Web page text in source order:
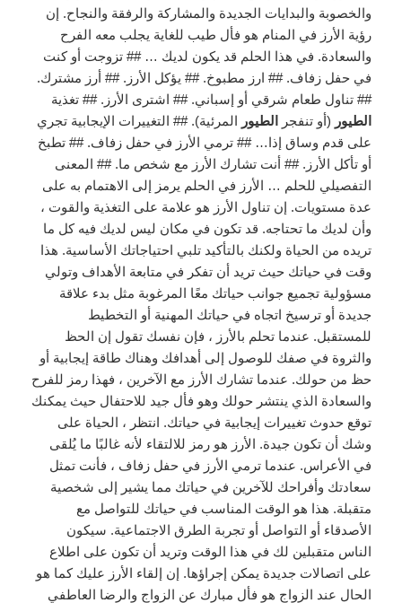
والخصوبة والبدايات الجديدة والمشاركة والرفقة والنجاح. إن
رؤية الأرز في المنام هو فأل طيب للغاية يجلب معه الفرح
والسعادة. في هذا الحلم قد يكون لديك … ## تزوجت أو كنت
في حفل زفاف. ## ارز مطبوخ. ## يؤكل الأرز. ## أرز مشترك.
## تناول طعام شرقي أو إسباني. ## اشترى الأرز. ## تغذية
الطيور (أو تنفجر الطيور المرئية). ## التغييرات الإيجابية تجري
على قدم وساق إذا… ## ترمي الأرز في حفل زفاف. ## تطبخ
أو تأكل الأرز. ## أنت تشارك الأرز مع شخص ما. ## المعنى
التفصيلي للحلم … الأرز في الحلم يرمز إلى الاهتمام به على
عدة مستويات. إن تناول الأرز هو علامة على التغذية والقوت ،
وأن لديك ما تحتاجه. قد تكون في مكان ليس لديك فيه كل ما
تريده من الحياة ولكنك بالتأكيد تلبي احتياجاتك الأساسية. هذا
وقت في حياتك حيث تريد أن تفكر في متابعة الأهداف وتولي
مسؤولية تجميع جوانب حياتك معًا المرغوبة مثل بدء علاقة
جديدة أو ترسيخ اتجاه في حياتك المهنية أو التخطيط
للمستقبل. عندما تحلم بالأرز ، فإن نفسك تقول إن الحظ
والثروة في صفك للوصول إلى أهدافك وهناك طاقة إيجابية أو
حظ من حولك. عندما تشارك الأرز مع الآخرين ، فهذا رمز للفرح
والسعادة الذي ينتشر حولك وهو فأل جيد للاحتفال حيث يمكنك
توقع حدوث تغييرات إيجابية في حياتك. انتظر ، الحياة على
وشك أن تكون جيدة. الأرز هو رمز للالتقاء لأنه غالبًا ما يُلقى
في الأعراس. عندما ترمي الأرز في حفل زفاف ، فأنت تمثل
سعادتك وأفراحك للآخرين في حياتك مما يشير إلى شخصية
متقبلة. هذا هو الوقت المناسب في حياتك للتواصل مع
الأصدقاء أو التواصل أو تجربة الطرق الاجتماعية. سيكون
الناس متقبلين لك في هذا الوقت وتريد أن تكون على اطلاع
على اتصالات جديدة يمكن إجراؤها. إن إلقاء الأرز عليك كما هو
الحال عند الزواج هو فأل مبارك عن الزواج والرضا العاطفي